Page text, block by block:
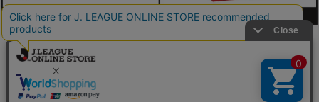
本サイトで使用している文章・画像等の無断での複製・転載を禁止します。
© JAPAN PROFESSIONAL FOOTBALL LEAGUE Rakuten Group, Inc. ALL RIGHTS RE